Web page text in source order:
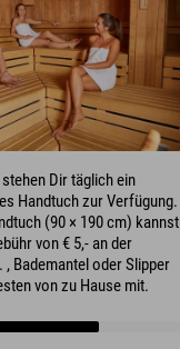
Dir täglich ein
Handtuch zur Verfügung.
(90 × 190 cm) kannst
von € 5,- an der
, Bademantel oder Slipper
von zu Hause mit.